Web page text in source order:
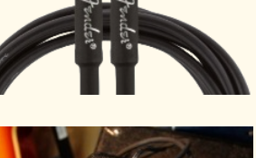
le clean-up de
clean-up au volume,
Harmonix LPB1